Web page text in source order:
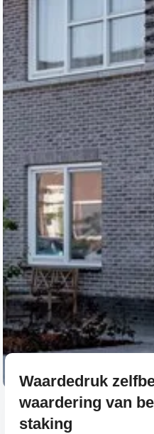
Waardedruk
waardering van
staking